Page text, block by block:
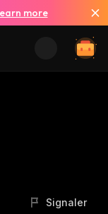
more
Signaler